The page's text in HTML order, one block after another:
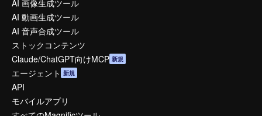
AI 画像生成ツール
AI 動画生成ツール
AI 音声合成ツール
ストックコンテンツ
Claude/ChatGPT向けMCP 新規
エージェント 新規
API
モバイルアプリ